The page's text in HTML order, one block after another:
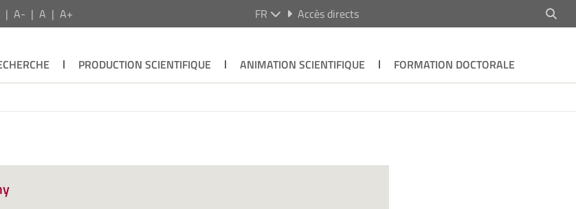
A- A A+ FR Accès directs
PRODUCTION SCIENTIFIQUE ANIMATION SCIENTIFIQUE
FORMATION DOCTORALE